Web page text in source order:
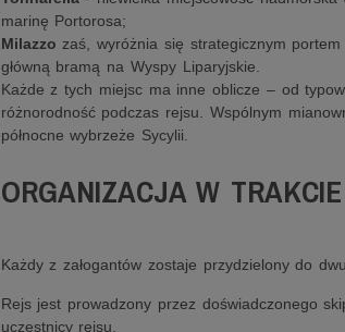
marinę Portorosa;
Milazzo zaś, wyróżnia się strategicznym
główną bramą na Wyspy Liparyjskie.
Każde z tych miejsc ma inne oblicze – od
różnorodność podczas rejsu. Wspólnym
północne wybrzeże Sycylii.
ORGANIZACJA W
Każdy z załogantów zostaje przydzielony do
Rejs jest prowadzony przez doświadczonego
uczestnicy rejsu.